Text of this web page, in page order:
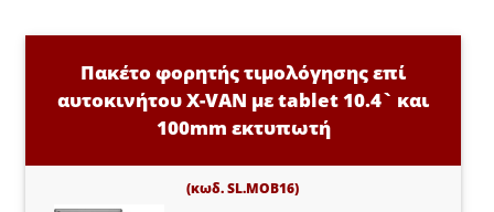
Πακέτο φορητής τιμολόγησης επί
αυτοκινήτου X-VAN με tablet 10.4` και
100mm εκτυπωτή
(κωδ. SL.MOB16)